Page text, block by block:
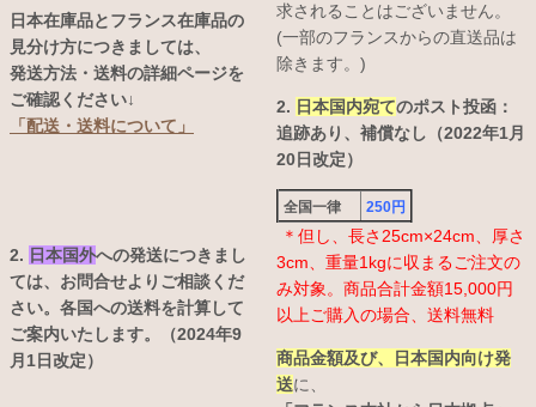
日本在庫品とフランス在庫品の
見分け方につきましては、
発送方法・送料の詳細ページを
ご確認ください↓
「配送・送料について」
2. 日本国外への発送につきまし
ては、お問合せよりご相談くだ
さい。各国への送料を計算して
ご案内いたします。（2024年9
月1日改定）
求されることはございません。
(一部のフランスからの直送品は
除きます。)
2. 日本国内宛てのポスト投函：
追跡あり、補償なし（2022年1月
20日改定）
全国一律 250円
＊但し、長さ25cm×24cm、厚さ
3cm、重量1kgに収まるご注文の
み対象。商品合計金額15,000円
以上ご購入の場合、送料無料
商品金額及び、日本国内向け発
送に、